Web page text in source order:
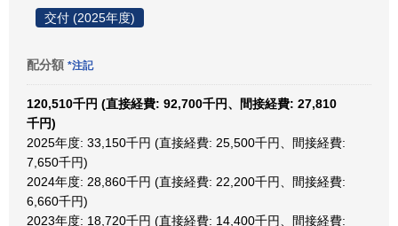
交付 (2025年度)
配分額 *注記
120,510千円 (直接経費: 92,700千円、間接経費: 27,810
千円)
2025年度: 33,150千円 (直接経費: 25,500千円、間接経費:
7,650千円)
2024年度: 28,860千円 (直接経費: 22,200千円、間接経費:
6,660千円)
2023年度: 18,720千円 (直接経費: 14,400千円、間接経費: